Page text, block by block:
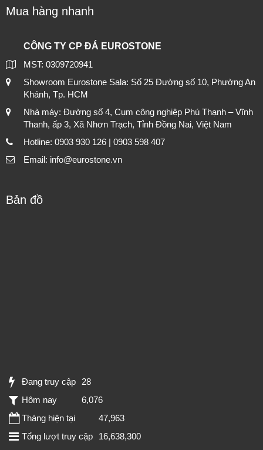
Mua hàng nhanh
CÔNG TY CP ĐÁ EUROSTONE
MST: 0309720941
Showroom Eurostone Sala: Số 25 Đường số 10, Phường An
Khánh, Tp. HCM
Nhà máy: Đường số 4, Cụm công nghiệp Phú Thạnh – Vĩnh
Thanh, ấp 3, Xã Nhơn Trạch, Tỉnh Đồng Nai, Việt Nam
Hotline: 0903 930 126 | 0903 598 407
Email: info@eurostone.vn
Bản đồ
Đang truy cập
28
Hôm nay
6,076
Tháng hiện tại
47,963
Tổng lượt truy cập
16,638,300